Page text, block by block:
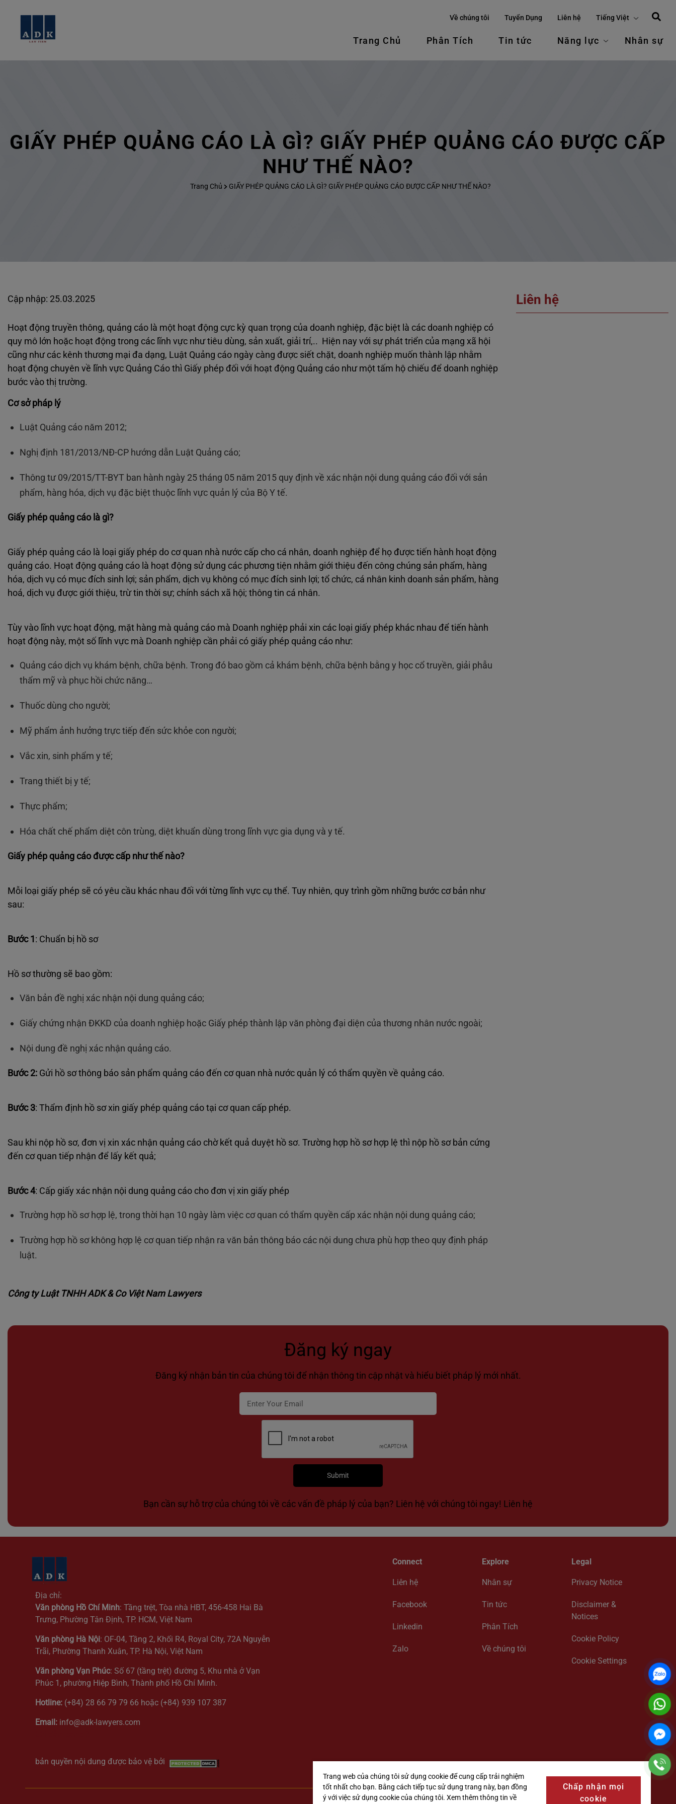
Về chúng tôi Tuyển Dụng Liên hệ Tiếng Việt
Trang Chủ Phân Tích Tin tức Năng lực Nhân sự
GIẤY PHÉP QUẢNG CÁO LÀ GÌ? GIẤY PHÉP QUẢNG CÁO ĐƯỢC CẤP
NHƯ THẾ NÀO?
Trang Chủ GIẤY PHÉP QUẢNG CÁO LÀ GÌ? GIẤY PHÉP QUẢNG CÁO ĐƯỢC CẤP NHƯ THẾ NÀO?
Cập nhập: 25.03.2025
Hoạt động truyền thông, quảng cáo là một hoạt động cực kỳ quan trọng của doanh nghiệp, đặc biệt là các doanh nghiệp có
quy mô lớn hoặc hoạt động trong các lĩnh vực như tiêu dùng, sản xuất, giải trí,.. Hiện nay với sự phát triển của mạng xã hội
cũng như các kênh thương mại đa dạng, Luật Quảng cáo ngày càng được siết chặt, doanh nghiệp muốn thành lập nhằm
hoạt động chuyên về lĩnh vực Quảng Cáo thì Giấy phép đối với hoạt động Quảng cáo như một tấm hộ chiếu để doanh nghiệp
bước vào thị trường.
Cơ sở pháp lý
Luật Quảng cáo năm 2012;
Nghị định 181/2013/NĐ-CP hướng dẫn Luật Quảng cáo;
Thông tư 09/2015/TT-BYT ban hành ngày 25 tháng 05 năm 2015 quy định về xác nhận nội dung quảng cáo đối với sản
phẩm, hàng hóa, dịch vụ đặc biệt thuộc lĩnh vực quản lý của Bộ Y tế.
Giấy phép quảng cáo là gì?
Giấy phép quảng cáo là loại giấy phép do cơ quan nhà nước cấp cho cá nhân, doanh nghiệp để họ được tiến hành hoạt động
quảng cáo. Hoạt động quảng cáo là hoạt động sử dụng các phương tiện nhằm giới thiệu đến công chúng sản phẩm, hàng
hóa, dịch vụ có mục đích sinh lợi; sản phẩm, dịch vụ không có mục đích sinh lợi; tổ chức, cá nhân kinh doanh sản phẩm, hàng
hoá, dịch vụ được giới thiệu, trừ tin thời sự; chính sách xã hội; thông tin cá nhân.
Tùy vào lĩnh vực hoạt động, mặt hàng mà quảng cáo mà Doanh nghiệp phải xin các loại giấy phép khác nhau để tiến hành
hoạt động này, một số lĩnh vực mà Doanh nghiệp cần phải có giấy phép quảng cáo như:
Quảng cáo dịch vụ khám bệnh, chữa bệnh. Trong đó bao gồm cả khám bệnh, chữa bệnh bằng y học cổ truyền, giải phẫu
thẩm mỹ và phục hồi chức năng…
Thuốc dùng cho người;
Mỹ phẩm ảnh hưởng trực tiếp đến sức khỏe con người;
Vắc xin, sinh phẩm y tế;
Trang thiết bị y tế;
Thực phẩm;
Hóa chất chế phẩm diệt côn trùng, diệt khuẩn dùng trong lĩnh vực gia dụng và y tế.
Giấy phép quảng cáo được cấp như thế nào?
Mỗi loại giấy phép sẽ có yêu cầu khác nhau đối với từng lĩnh vực cụ thể. Tuy nhiên, quy trình gồm những bước cơ bản như
sau:
Bước 1: Chuẩn bị hồ sơ
Hồ sơ thường sẽ bao gồm:
Văn bản đề nghị xác nhận nội dung quảng cáo;
Giấy chứng nhận ĐKKD của doanh nghiệp hoặc Giấy phép thành lập văn phòng đại diện của thương nhân nước ngoài;
Nội dung đề nghị xác nhận quảng cáo.
Bước 2: Gửi hồ sơ thông báo sản phẩm quảng cáo đến cơ quan nhà nước quản lý có thẩm quyền về quảng cáo.
Bước 3: Thẩm định hồ sơ xin giấy phép quảng cáo tại cơ quan cấp phép.
Sau khi nộp hồ sơ, đơn vị xin xác nhận quảng cáo chờ kết quả duyệt hồ sơ. Trường hợp hồ sơ hợp lệ thì nộp hồ sơ bản cứng
đến cơ quan tiếp nhận để lấy kết quả;
Bước 4: Cấp giấy xác nhận nội dung quảng cáo cho đơn vị xin giấy phép
Trường hợp hồ sơ hợp lệ, trong thời hạn 10 ngày làm việc cơ quan có thẩm quyền cấp xác nhận nội dung quảng cáo;
Trường hợp hồ sơ không hợp lệ cơ quan tiếp nhận ra văn bản thông báo các nội dung chưa phù hợp theo quy định pháp
luật.
Công ty Luật TNHH ADK & Co Việt Nam Lawyers
Liên hệ
Đăng ký ngay
Đăng ký nhận bản tin của chúng tôi để nhận thông tin cập nhật và hiểu biết pháp lý mới nhất.
Bạn cần sự hỗ trợ của chúng tôi về các vấn đề pháp lý của bạn? Liên hệ với chúng tôi ngay! Liên hệ
Địa chỉ:
Văn phòng Hồ Chí Minh: Tầng trệt, Tòa nhà HBT, 456-458 Hai Bà
Trưng, Phường Tân Định, TP. HCM, Việt Nam
Văn phòng Hà Nội: OF-04, Tầng 2, Khối R4, Royal City, 72A Nguyễn
Trãi, Phường Thanh Xuân, TP. Hà Nội, Việt Nam
Văn phòng Vạn Phúc: Số 67 (tầng trệt) đường 5, Khu nhà ở Vạn
Phúc 1, phường Hiệp Bình, Thành phố Hồ Chí Minh.
Hotline: (+84) 28 66 79 79 66 hoặc (+84) 939 107 387
Email: info@adk-lawyers.com
bản quyền nội dung được bảo vệ bởi
Connect
Liên hệ
Facebook
Linkedin
Zalo
Explore
Nhân sự
Tin tức
Phân Tích
Về chúng tôi
Legal
Privacy Notice
Disclaimer &
Notices
Cookie Policy
Cookie Settings
Trang web của chúng tôi sử dụng cookie để cung cấp trải nghiệm
tốt nhất cho bạn. Bằng cách tiếp tục sử dụng trang này, bạn đồng
ý với việc sử dụng cookie của chúng tôi. Xem thêm thông tin về
Chấp nhận mọi
cookie